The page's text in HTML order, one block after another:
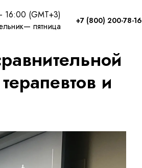
(GMT+3)
пятница
+7 (800) 200-78-16
и